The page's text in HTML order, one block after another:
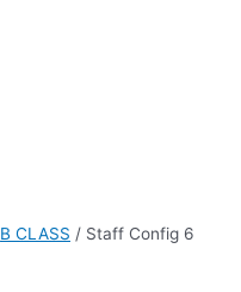
B CLASS / Staff Config 6